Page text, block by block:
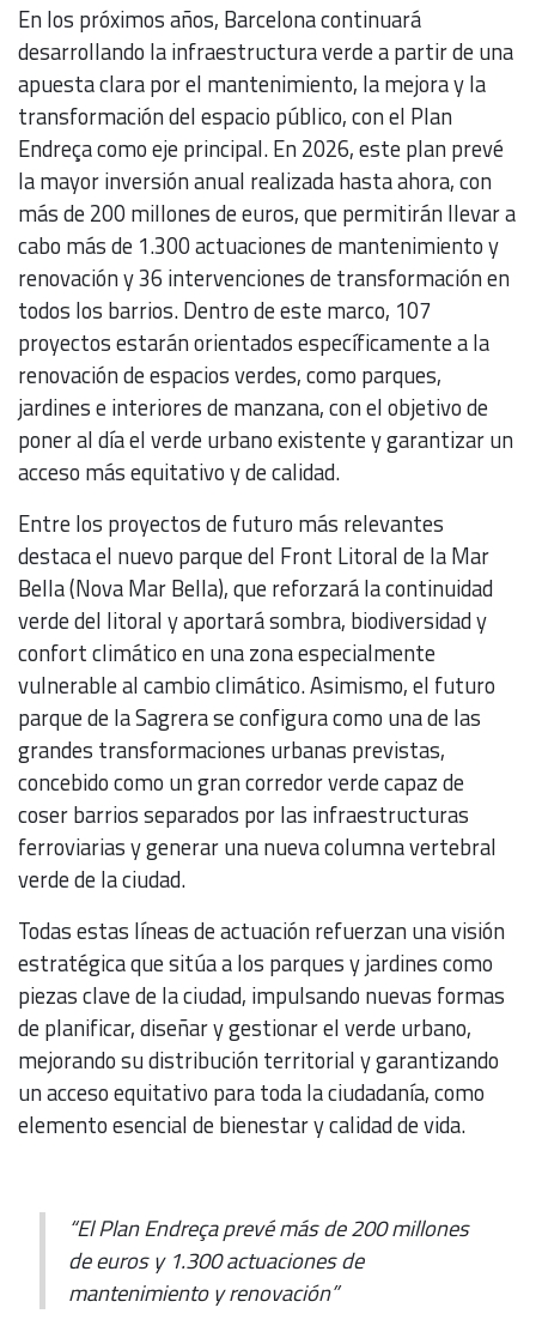
En los próximos años, Barcelona continuará
desarrollando la infraestructura verde a partir de una
apuesta clara por el mantenimiento, la mejora y la
transformación del espacio público, con el Plan
Endreça como eje principal. En 2026, este plan prevé
la mayor inversión anual realizada hasta ahora, con
más de 200 millones de euros, que permitirán llevar a
cabo más de 1.300 actuaciones de mantenimiento y
renovación y 36 intervenciones de transformación en
todos los barrios. Dentro de este marco, 107
proyectos estarán orientados específicamente a la
renovación de espacios verdes, como parques,
jardines e interiores de manzana, con el objetivo de
poner al día el verde urbano existente y garantizar un
acceso más equitativo y de calidad.
Entre los proyectos de futuro más relevantes
destaca el nuevo parque del Front Litoral de la Mar
Bella (Nova Mar Bella), que reforzará la continuidad
verde del litoral y aportará sombra, biodiversidad y
confort climático en una zona especialmente
vulnerable al cambio climático. Asimismo, el futuro
parque de la Sagrera se configura como una de las
grandes transformaciones urbanas previstas,
concebido como un gran corredor verde capaz de
coser barrios separados por las infraestructuras
ferroviarias y generar una nueva columna vertebral
verde de la ciudad.
Todas estas líneas de actuación refuerzan una visión
estratégica que sitúa a los parques y jardines como
piezas clave de la ciudad, impulsando nuevas formas
de planificar, diseñar y gestionar el verde urbano,
mejorando su distribución territorial y garantizando
un acceso equitativo para toda la ciudadanía, como
elemento esencial de bienestar y calidad de vida.
“El Plan Endreça prevé más de 200 millones
de euros y 1.300 actuaciones de
mantenimiento y renovación”